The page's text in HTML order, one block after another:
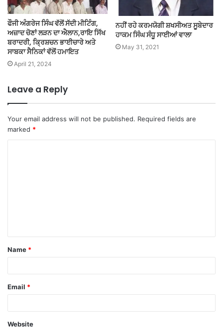
ਫੌਜੀ ਅੰਗਰੇਜ ਸਿੰਘ ਵੱਲੋਂ ਸੱਦੀ ਮੀਟਿੰਗ,
ਅਜ਼ਾਦ ਚੋਣਾਂ ਲੜਨ ਦਾ ਐਲਾਨ,ਰਾਇ ਸਿੱਖ
ਬਰਾਦਰੀ, ਕ੍ਰਿਸ਼ਚਨ ਭਾਈਚਾਰੇ ਅਤੇ
ਸਾਬਕਾ ਸੈਨਿਕਾਂ ਵੱਲੋਂ ਹਮਾਇਤ
April 21, 2024
ਨਹੀਂ ਰਹੇ ਕਰਮਯੋਗੀ ਸ਼ਖਸੀਅਤ ਸੂਬੇਦਾਰ
ਹਾਕਮ ਸਿੰਘ ਸੰਧੂ ਸਾਈਆਂ ਵਾਲਾ
May 31, 2021
Leave a Reply
Your email address will not be published. Required fields are
marked *
t
*
Name *
Email *
Website